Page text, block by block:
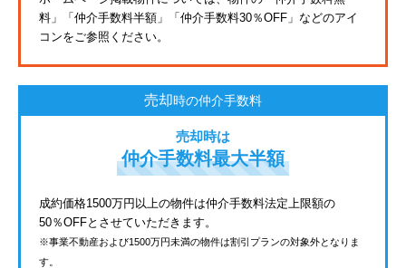
料」「仲介手数料半額」「仲介手数料30％OFF」などのアイ
コンをご参照ください。
売却時の仲介手数料
売却時は
仲介手数料最大半額
成約価格1500万円以上の物件は仲介手数料法定上限額の
50％OFFとさせていただきます。
※事業不動産および1500万円未満の物件は割引プランの対象外となりま
す。